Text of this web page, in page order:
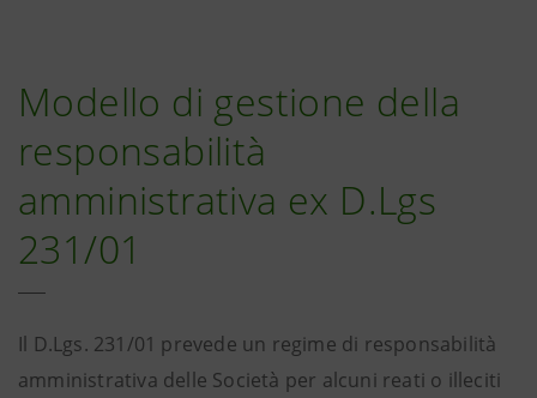
Modello di gestione della
responsabilità
amministrativa ex D.Lgs
231/01
Il D.Lgs. 231/01 prevede un regime di responsabilità
amministrativa delle Società per alcuni reati o illeciti